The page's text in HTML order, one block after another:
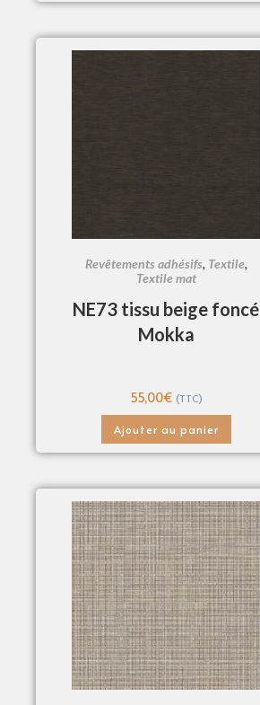
Revêtements adhésifs, Textile,
Textile mat
NE73 tissu beige foncé
Mokka
55,00€ (TTC)
Ajouter au panier